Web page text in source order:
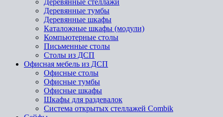
Деревянные стеллажи
Деревянные тумбы
Деревянные шкафы
Каталожные шкафы (модули)
Компьютерные столы
Письменные столы
Столы из ДСП
Офисная мебель из ДСП
Офисные столы
Офисные тумбы
Офисные шкафы
Шкафы для раздевалок
Система открытых стеллажей Combik